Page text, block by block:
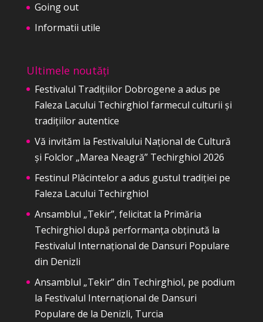
Going out
Informatii utile
Ultimele noutăți
Festivalul Tradițiilor Dobrogene a adus pe
Faleza Lacului Techirghiol farmecul culturii și
tradițiilor autentice
Vă invităm la Festivalului Național de Cultură
și Folclor „Marea Neagră” Techirghiol 2026
Festinul Plăcintelor a adus gustul tradiției pe
Faleza Lacului Techirghiol
Ansamblul „Tekir”, felicitat la Primăria
Techirghiol după performanța obținută la
Festivalul Internațional de Dansuri Populare
din Denizli
Ansamblul „Tekir” din Techirghiol, pe podium
la Festivalul Internațional de Dansuri
Populare de la Denizli, Turcia